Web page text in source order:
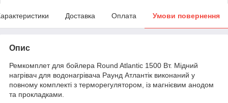
Доставка Оплата Умови повернення
Опис
Ремкомплет для бойлера Round Atlantic 1500 Вт. Мідний
нагрівач для водонагрівача Раунд Атлантік виконаний у
повному комплекті з терморегулятором, із магнієвим анодом
та прокладками.